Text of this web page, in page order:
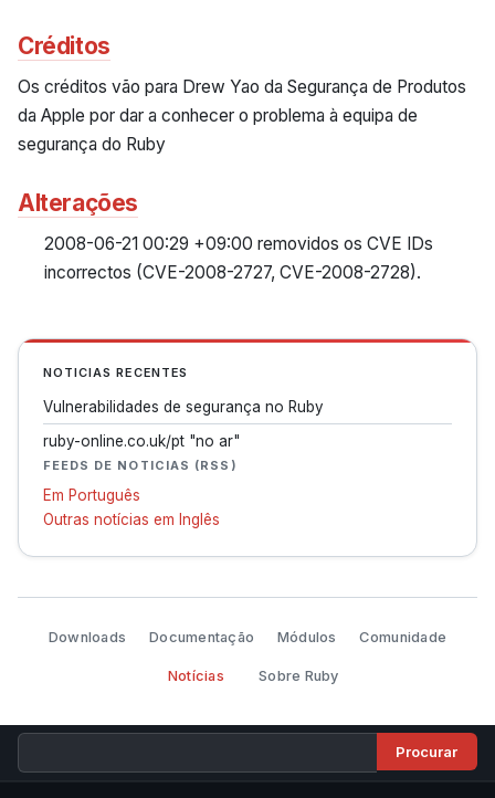
Créditos
Os créditos vão para Drew Yao da Segurança de Produtos
da Apple por dar a conhecer o problema à equipa de
segurança do Ruby
Alterações
2008-06-21 00:29 +09:00 removidos os CVE IDs
incorrectos (CVE-2008-2727, CVE-2008-2728).
NOTICIAS RECENTES
Vulnerabilidades de segurança no Ruby
ruby-online.co.uk/pt "no ar"
FEEDS DE NOTICIAS (RSS)
Em Português
Outras notícias em Inglês
Downloads Documentação Módulos Comunidade
Notícias Sobre Ruby